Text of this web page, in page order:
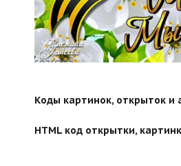
search">
Коды картинок, открыток и
HTML код открытки,